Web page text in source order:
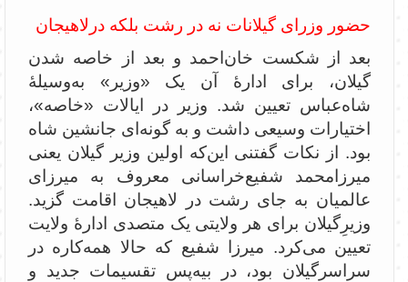
حضور وزرای گیلانات نه در رشت بلکه درلاهیجان
بعد از شکست خان‌احمد و بعد از خاصه شدن
گیلان، برای ادارۀ آن یک «وزیر» به‌وسیلۀ
شاه‌عباس تعیین شد. وزیر در ایالات «خاصه»،
اختیارات وسیعی داشت و به گونه‌ای جانشین شاه
بود. از نکات گفتنی این‌که اولین وزیر گیلان یعنی
میرزا‌محمد شفیع‌خراسانی معروف به میرزای
عالمیان به جای رشت در لاهیجان اقامت گزید.
وزیرِگیلان برای هر ولایتی یک متصدی ادارۀ ولایت
تعیین می‌کرد. میرزا شفیع که حالا همه‌کاره در
سراسرگیلان بود، در بیه‌پس تقسیمات جدید و